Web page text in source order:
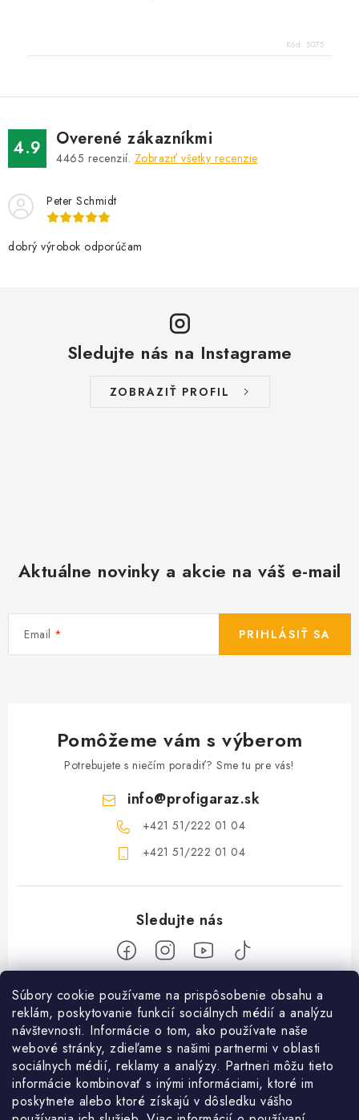
Súbory cookie používame na prispôsobenie obsahu a
reklám, poskytovanie funkcií sociálnych médií a analýzu
návštevnosti. Informácie o tom, ako používate naše
webové stránky, zdieľame s našimi partnermi v oblasti
sociálnych médií, reklamy a analýzy. Partneri môžu tieto
informácie kombinovať s inými informáciami, ktoré im
poskytnete alebo ktoré získajú v dôsledku vášho
Kód: 5075
4.9 Overené zákazníkmi
4465 recenzií. Zobraziť všetky recenzie
Peter Schmidt
dobrý výrobok odporúčam
Sledujte nás na Instagrame
ZOBRAZIŤ PROFIL
Aktuálne novinky a akcie na váš e-mail
Email PRIHLÁSIŤ SA
Pomôžeme vám s výberom
Potrebujete s niečím poradiť? Sme tu pre vás!
info@profigaraz.sk
+421 51/222 01 04
+421 51/222 01 04
Nakupovanie
Ako nakupovať
Obchodné podmienky
Objednávky
Použitie Darčekovej poukážky
O nás